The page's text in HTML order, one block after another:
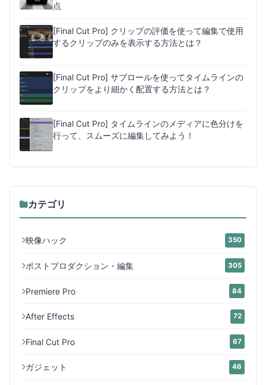
点
[Final Cut Pro] クリップの評価を使って編集で使用
するクリップのみを表示する方法とは？
[Final Cut Pro] サブロールを使ってタイムラインの
クリップをより細かく配置する方法とは？
[Final Cut Pro] タイムラインのメディアに色分けを
行って、スムーズに編集してみよう！
カテゴリ
映像ハック 350
ポストプロダクション・編集 305
Premiere Pro 84
After Effects 72
Final Cut Pro 67
ガジェット 46